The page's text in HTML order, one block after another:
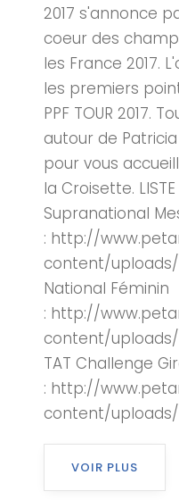
2017 s'annonce
coeur des
les France 2017.
les premiers
PPF TOUR 2017.
autour de
pour vous
la Croisette. LISTE
Supranational
: http://
content/uploads/
National Féminin
: http://
content/uploads/
TAT Challenge
: http://
content/
VOIR PLUS